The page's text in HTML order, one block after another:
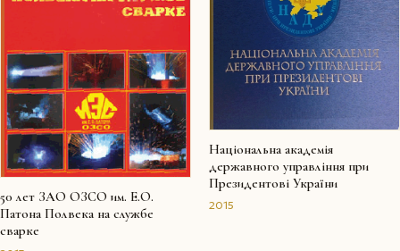
50 лет ЗАО ОЗСО им. Е.О.
Патона Полвека на службе
сварке
Національна академія
державного управління при
Президентові України
2015